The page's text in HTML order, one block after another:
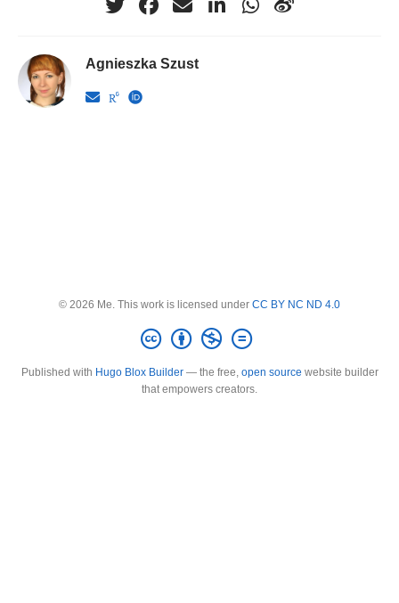
Agnieszka Szust
© 2026 Me. This work is licensed under CC BY NC ND 4.0
Published with Hugo Blox Builder— the free, open source website builder
that empowers creators.